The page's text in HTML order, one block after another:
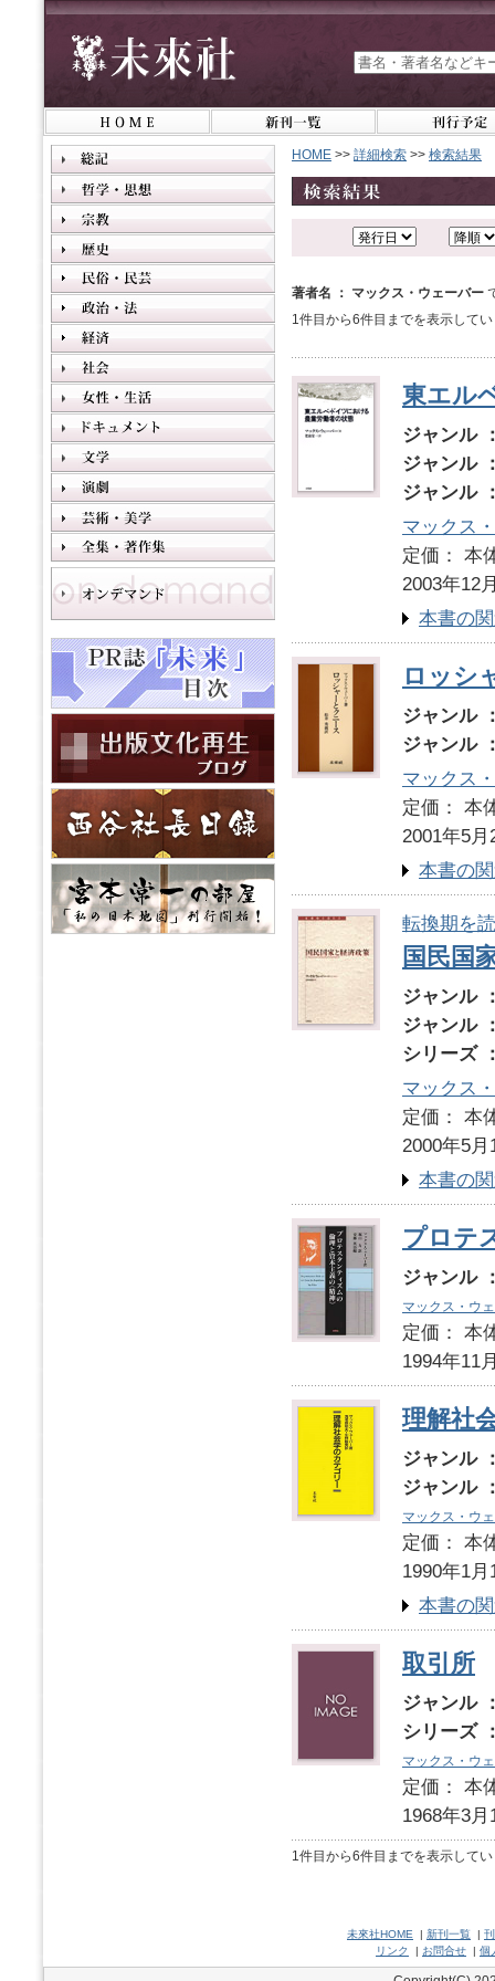
HOME >> 詳細検索 >> 検索結果
著者名 ： マックス・ウェーバー
1件目から6件目までを表示して
東エル
ジャンル
ジャンル
ジャンル
マックス
定価：
2003年12
本書の
ロッシ
ジャンル
ジャンル
マックス
定価：
2001年5月
本書の
転換期を
国民国
ジャンル
ジャンル
シリーズ
マックス
定価：
2000年5月
本書の
プロテ
ジャンル
マックス・ウ
定価：
1994年11
理解社
ジャンル
ジャンル
マックス・ウ
定価：
1990年1月
本書の
取引所
ジャンル
シリーズ
マックス・ウ
定価：
1968年3月
1件目から6件目までを表示して
未來社HOME | 新刊一覧 |
リンク
| お問合せ | 個